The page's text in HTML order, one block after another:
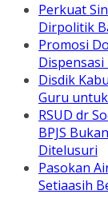
Perkuat
Dirpolitik
Promosi
Disdik
Guru
RSUD dr
BPJS
Ditelusuri
Pasokan
Setiaasih